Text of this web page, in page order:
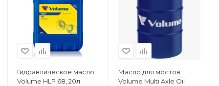
Гидравлическое масло
Volume HLP 68, 20л
Масло для мостов
Volume Multi Axle Oil